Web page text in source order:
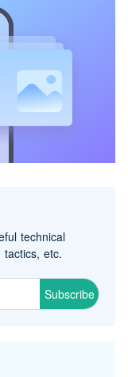
technical
etc.
Subscribe